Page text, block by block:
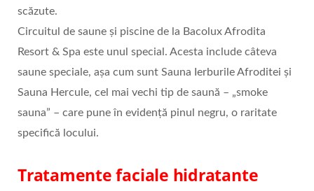
scăzute.
Circuitul de saune și piscine de la Bacolux Afrodita
Resort & Spa este unul special. Acesta include câteva
saune speciale, așa cum sunt Sauna Ierburile Afroditei și
Sauna Hercule, cel mai vechi tip de saună – „smoke
sauna” – care pune în evidență pinul negru, o raritate
specifică locului.
Tratamente faciale hidratante